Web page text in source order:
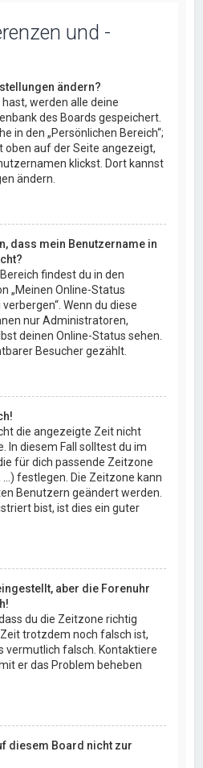
und -
ändern?
werden alle deine
des Boards gespeichert.
in den „Persönlichen Bereich“;
oben auf der Seite angezeigt,
klickst. Dort kannst
ändern.
dass mein Benutzername in
findest du in den
„Meinen Online-Status
Wenn du diese
nur Administratoren,
deinen Online-Status sehen.
Besucher gezählt.
die angezeigte Zeit nicht
In diesem Fall solltest du im
für dich passende Zeitzone
festlegen. Die Zeitzone kann
Benutzern geändert werden.
bist, ist dies ein guter
aber die Forenuhr
du die Zeitzone richtig
trotzdem noch falsch ist,
vermutlich falsch. Kontaktiere
er das Problem beheben
diesem Board nicht zur